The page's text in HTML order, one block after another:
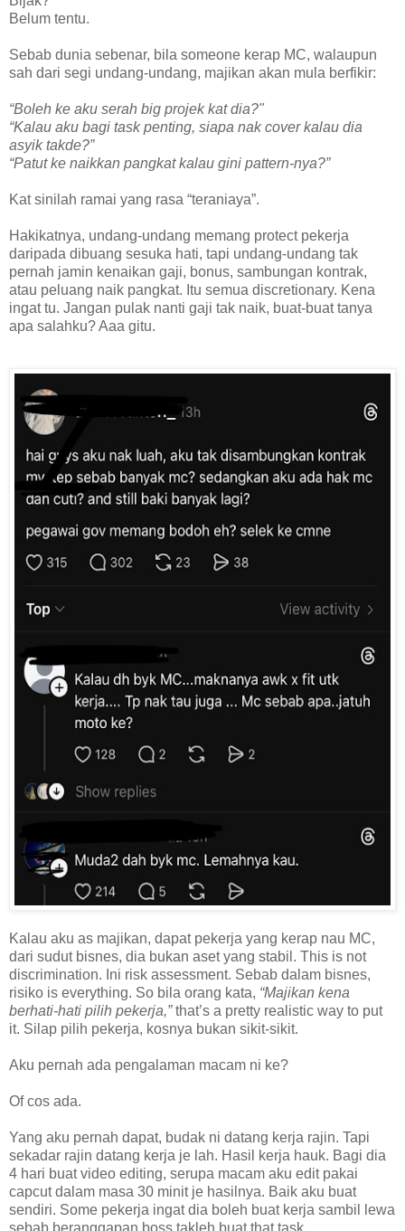
Belum tentu.
Sebab dunia sebenar, bila someone kerap MC, walaupun
sah dari segi undang-undang, majikan akan mula berfikir:
“Boleh ke aku serah big projek kat dia?"
“Kalau aku bagi task penting, siapa nak cover kalau dia
asyik takde?”
“Patut ke naikkan pangkat kalau gini pattern-nya?”
Kat sinilah ramai yang rasa “teraniaya”.
Hakikatnya, undang-undang memang protect pekerja
daripada dibuang sesuka hati, tapi undang-undang tak
pernah jamin kenaikan gaji, bonus, sambungan kontrak,
atau peluang naik pangkat. Itu semua discretionary. Kena
ingat tu. Jangan pulak nanti gaji tak naik, buat-buat tanya
apa salahku? Aaa gitu.
Kalau aku as majikan, dapat pekerja yang kerap nau MC,
dari sudut bisnes, dia bukan aset yang stabil. This is not
discrimination. Ini risk assessment. Sebab dalam bisnes,
risiko is everything. So bila orang kata, “Majikan kena
berhati-hati pilih pekerja,”that’s a pretty realistic way to put
it. Silap pilih pekerja, kosnya bukan sikit-sikit.
Aku pernah ada pengalaman macam ni ke?
Of cos ada.
Yang aku pernah dapat, budak ni datang kerja rajin. Tapi
sekadar rajin datang kerja je lah. Hasil kerja hauk. Bagi dia
4 hari buat video editing, serupa macam aku edit pakai
capcut dalam masa 30 minit je hasilnya. Baik aku buat
sendiri. Some pekerja ingat dia boleh buat kerja sambil lewa
sebab beranggapan boss takleh buat that task.